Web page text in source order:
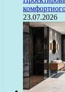
23.07.2026